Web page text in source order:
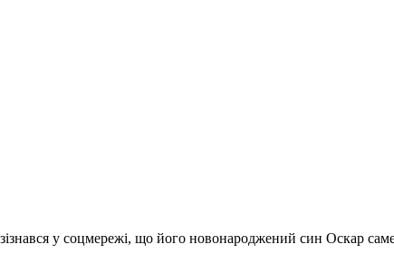
у соцмережі, що його новонароджений син Оскар